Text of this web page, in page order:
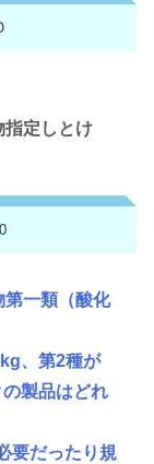
指定しとけ
第一類（酸化
、第2種が
製品はどれ
要だったり規